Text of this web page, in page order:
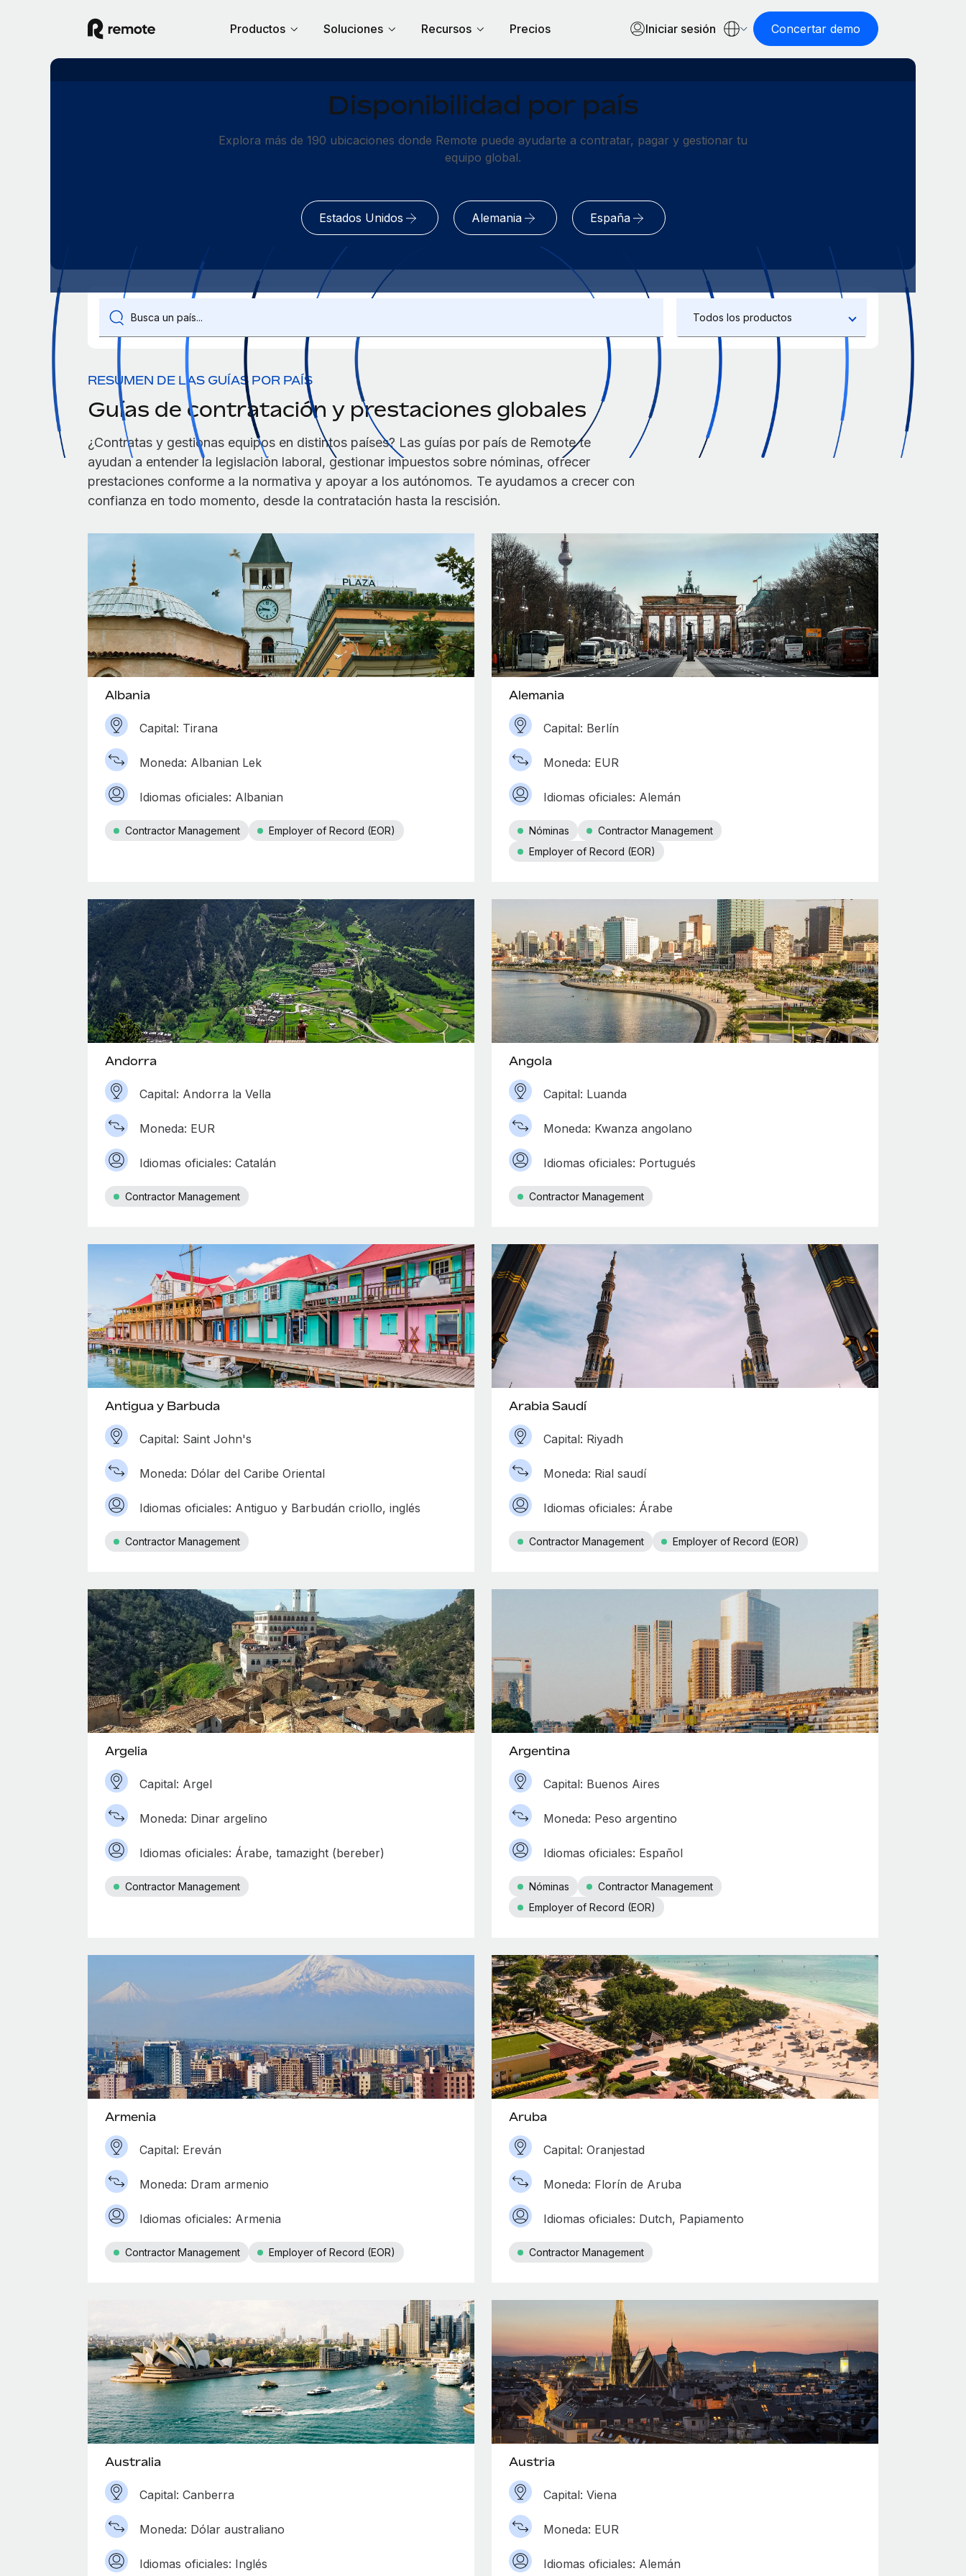
Productos Soluciones Recursos Precios Iniciar sesión Concertar demo
Disponibilidad por país
Explora más de 190 ubicaciones donde Remote puede ayudarte a contratar, pagar y gestionar tu
equipo global.
Estados Unidos Alemania España
Todos los productos
RESUMEN DE LAS GUÍAS POR PAÍS
Guías de contratación y prestaciones globales
¿Contratas y gestionas equipos en distintos países? Las guías por país de Remote te
ayudan a entender la legislación laboral, gestionar impuestos sobre nóminas, ofrecer
prestaciones conforme a la normativa y apoyar a los autónomos. Te ayudamos a crecer con
confianza en todo momento, desde la contratación hasta la rescisión.
Albania
Capital: Tirana
Moneda: Albanian Lek
Idiomas oficiales: Albanian
Contractor Management Employer of Record (EOR)
Alemania
Capital: Berlín
Moneda: EUR
Idiomas oficiales: Alemán
Nóminas
Contractor Management
Employer of Record (EOR)
Andorra
Capital: Andorra la Vella
Moneda: EUR
Idiomas oficiales: Catalán
Contractor Management
Angola
Capital: Luanda
Moneda: Kwanza angolano
Idiomas oficiales: Portugués
Contractor Management
Antigua y Barbuda
Capital: Saint John's
Moneda: Dólar del Caribe Oriental
Idiomas oficiales: Antiguo y Barbudán criollo, inglés
Contractor Management
Arabia Saudí
Capital: Riyadh
Moneda: Rial saudí
Idiomas oficiales: Árabe
Contractor Management Employer of Record (EOR)
Argelia
Capital: Argel
Moneda: Dinar argelino
Idiomas oficiales: Árabe, tamazight (bereber)
Contractor Management
Argentina
Capital: Buenos Aires
Moneda: Peso argentino
Idiomas oficiales: Español
Nóminas
Contractor Management
Employer of Record (EOR)
Armenia
Capital: Ereván
Moneda: Dram armenio
Idiomas oficiales: Armenia
Contractor Management Employer of Record (EOR)
Aruba
Capital: Oranjestad
Moneda: Florín de Aruba
Idiomas oficiales: Dutch, Papiamento
Contractor Management
Australia
Capital: Canberra
Moneda: Dólar australiano
Idiomas oficiales: Inglés
Austria
Capital: Viena
Moneda: EUR
Idiomas oficiales: Alemán